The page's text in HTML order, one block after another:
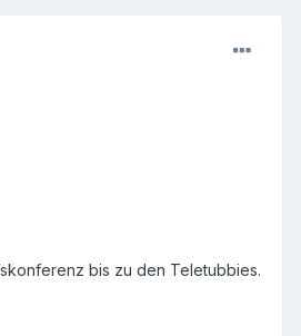
bis zu den Teletubbies.